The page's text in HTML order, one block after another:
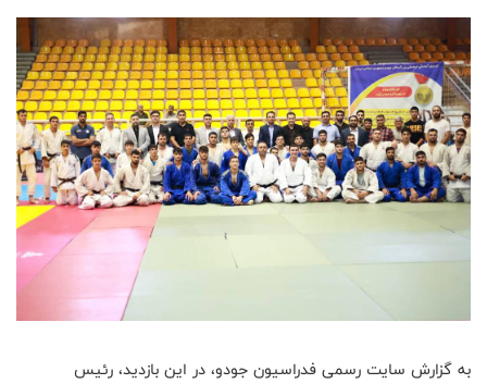
به گزارش سایت رسمی فدراسیون جودو، در این بازدید، رئیس